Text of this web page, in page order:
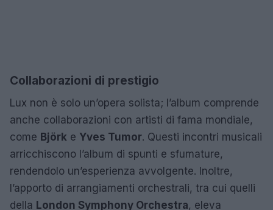
Collaborazioni di prestigio
Lux non è solo un’opera solista; l’album comprende
anche collaborazioni con artisti di fama mondiale,
come Björk e Yves Tumor. Questi incontri musicali
arricchiscono l’album di spunti e sfumature,
rendendolo un’esperienza avvolgente. Inoltre,
l’apporto di arrangiamenti orchestrali, tra cui quelli
della London Symphony Orchestra, eleva